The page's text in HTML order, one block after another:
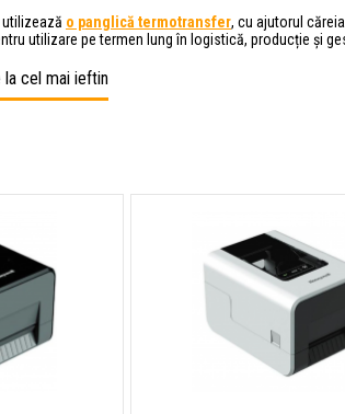
utilizează o panglică termotransfer, cu ajutorul
utilizare pe termen lung în logistică, producție și
la cel mai ieftin